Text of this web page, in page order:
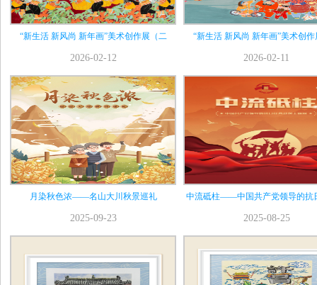
“新生活 新风尚 新年画”美术创作展（二
2026-02-12
“新生活 新风尚 新年画”美术创作
2026-02-11
月染秋色浓——名山大川秋景巡礼
2025-09-23
中流砥柱——中国共产党领导的抗
2025-08-25